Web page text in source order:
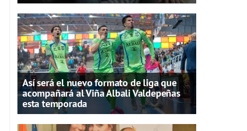
Así será el nuevo formato de liga que
acompañará al Viña Albali Valdepeñas
esta temporada